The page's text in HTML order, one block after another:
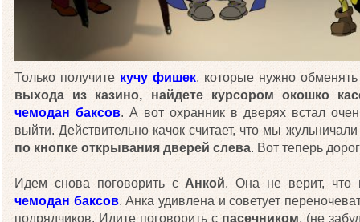
Только получите кучу фишек, которые нужно
выхода из казино, найдете курсором окошко
чемодан баксов. А вот охранник в дверях встал
выйти. Действительно качок считает, что мы
по кнопке открывания дверей слева. Вот теперь
Идем снова поговорить сАнкой. Она не верит, что
чемодан баксов. Анка удивлена и советует
подрядчиков. Идите поговорить с пасечником, (не